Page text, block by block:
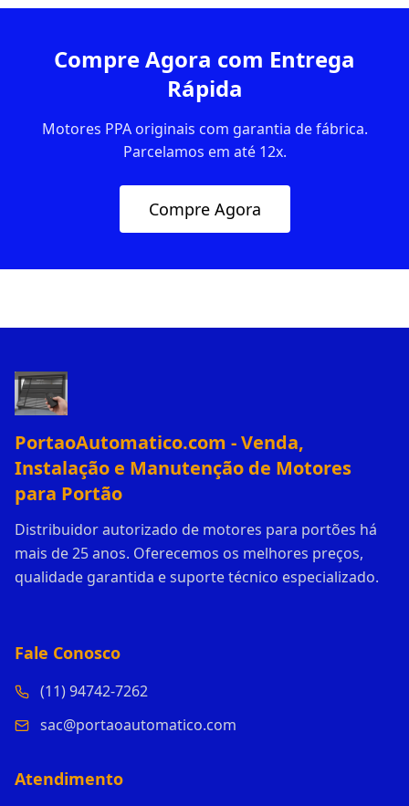
Compre Agora com Entrega
Rápida
Motores PPA originais com garantia de fábrica.
Parcelamos em até 12x.
Compre Agora
PortaoAutomatico.com - Venda,
Instalação e Manutenção de Motores
para Portão
Distribuidor autorizado de motores para portões há
mais de 25 anos. Oferecemos os melhores preços,
qualidade garantida e suporte técnico especializado.
Fale Conosco
(11) 94742-7262
sac@portaoautomatico.com
Atendimento